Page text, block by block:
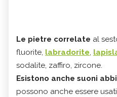
Le pietre correlate al
fluorite, labradorite,
sodalite, zaffiro, zircone.
Esistono anche suoni
possono anche essere